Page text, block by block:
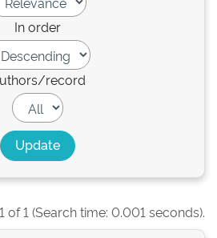
In order
record
of 1 (Search time: 0.001 seconds).